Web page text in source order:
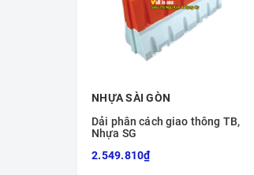
NHỰA SÀI GÒN
Dải phân cách giao thông TB,
Nhựa SG
2.549.810₫